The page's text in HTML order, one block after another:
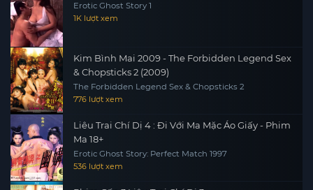
Erotic Ghost Story 1
1K lượt xem
Kim Bình Mai 2009 - The Forbidden Legend Sex
& Chopsticks 2 (2009)
The Forbidden Legend Sex & Chopsticks 2
776 lượt xem
Liêu Trai Chí Dị 4 : Đi Với Ma Mặc Áo Giấy - Phim
Ma 18+
Erotic Ghost Story: Perfect Match 1997
536 lượt xem